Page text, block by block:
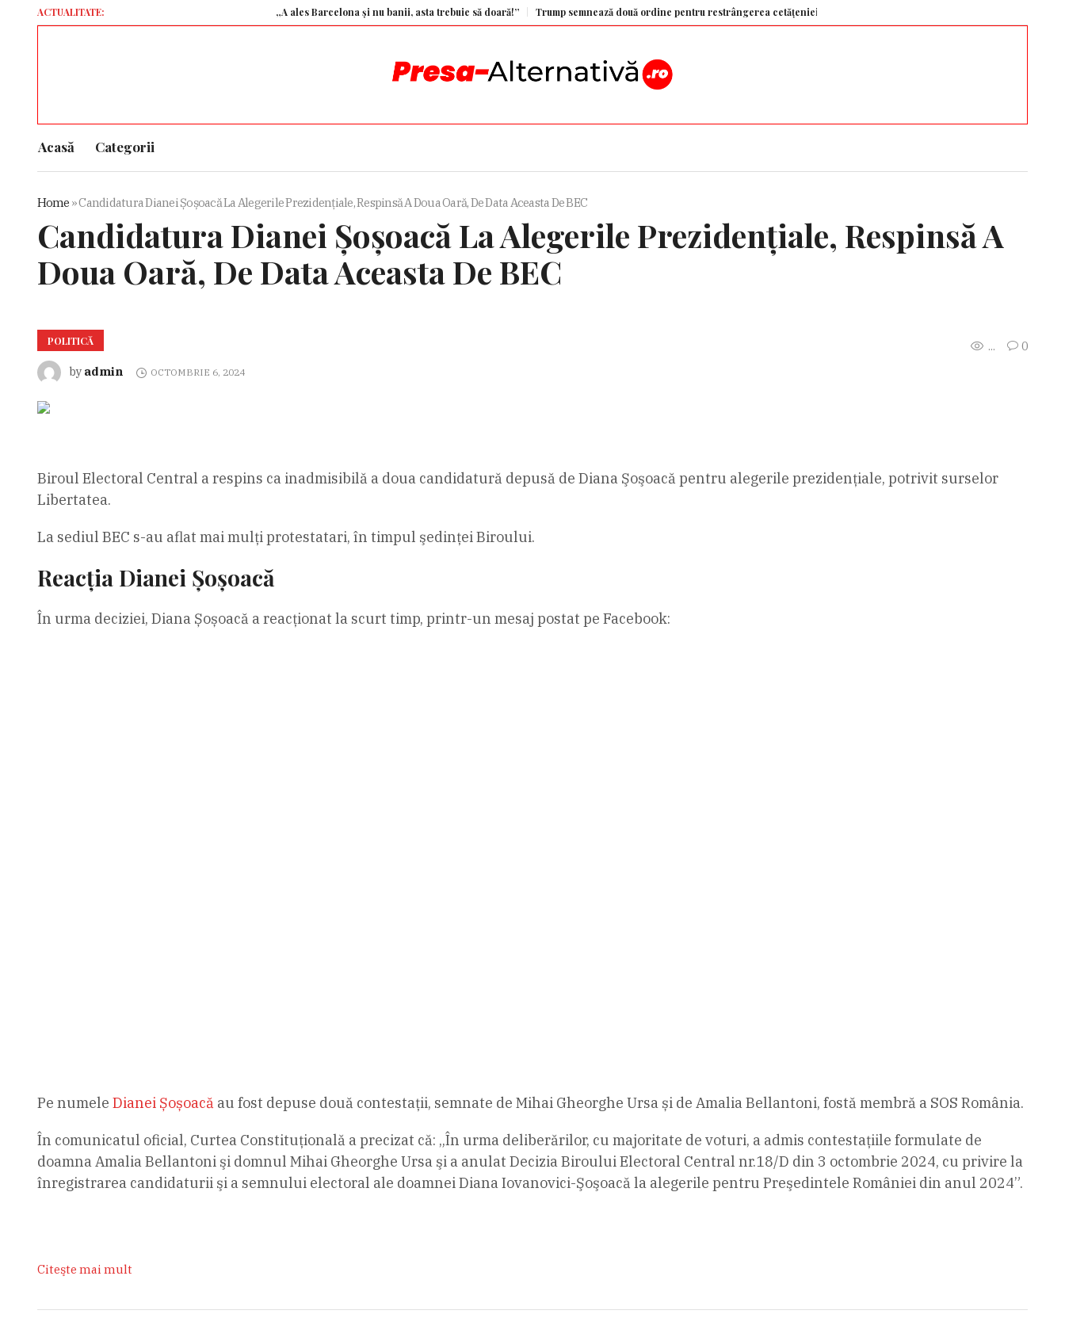
ACTUALITATE: „A ales Barcelona și nu banii, asta trebuie să doară!” Trump semnează două ordine pentru restrângerea cetățeniei prin naștere și oprirea „turismului pentru naștere” – Aleph
Acasă Categorii
Home »Candidatura Dianei Șoșoacă La Alegerile Prezidențiale, Respinsă A Doua Oară, De Data Aceasta De BEC
Candidatura Dianei Șoșoacă La Alegerile Prezidențiale, Respinsă A
Doua Oară, De Data Aceasta De BEC
POLITICĂ ...
0
by admin OCTOMBRIE 6, 2024
Biroul Electoral Central a respins ca inadmisibilă a doua candidatură depusă de Diana Şoşoacă pentru alegerile prezidenţiale, potrivit surselor
Libertatea.
La sediul BEC s-au aflat mai mulţi protestatari, în timpul şedinţei Biroului.
Reacția Dianei Șoșoacă
În urma deciziei, Diana Șoșoacă a reacționat la scurt timp, printr-un mesaj postat pe Facebook:
Pe numele Dianei Șoșoacăau fost depuse două contestații, semnate de Mihai Gheorghe Ursa și de Amalia Bellantoni, fostă membră a SOS România.
În comunicatul oficial, Curtea Constituţională a precizat că: „În urma deliberărilor, cu majoritate de voturi, a admis contestaţiile formulate de
doamna Amalia Bellantoni şi domnul Mihai Gheorghe Ursa şi a anulat Decizia Biroului Electoral Central nr.18/D din 3 octombrie 2024, cu privire la
înregistrarea candidaturii şi a semnului electoral ale doamnei Diana Iovanovici-Şoşoacă la alegerile pentru Preşedintele României din anul 2024”.
Citeşte mai mult